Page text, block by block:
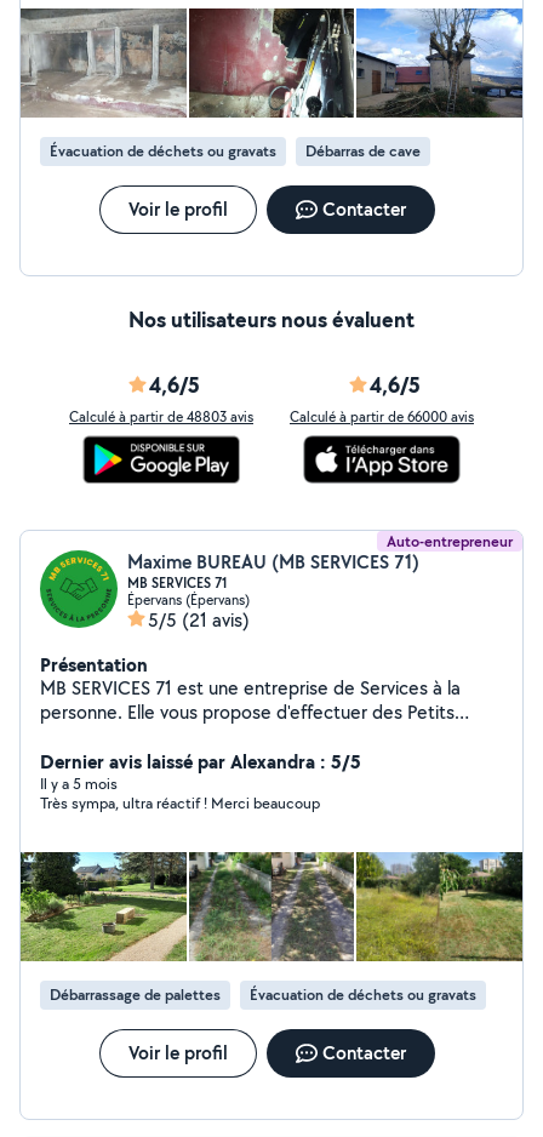
Loire pour différents types de travaux. Les services
proposés: - Entretien des espaces verts - Élagage et
abattage d'arbres - Jardinage et débroussaillage - Petits
travaux de bricolage - Montage de meubles -
Terrassement et aménagement extérieur - Débarras et
évacuation de déchets - Petites réparations et
manutention L'entreprise se distingue par sa
polyvalence et sa capacité à répondre rapidement aux
besoins des clients. Les points forts de l'entreprise -
Travail sérieux et soigné - Intervention rapide -
Évacuation de déchets ou gravats Débarras de cave
Voir le profil Contacter
Nos utilisateurs nous évaluent
4,6/5
Calculé à partir de 48803 avis
4,6/5
Calculé à partir de 66000 avis
Auto-entrepreneur
Maxime BUREAU (MB SERVICES 71)
MB SERVICES 71
Épervans (Épervans)
5/5 (21 avis)
Présentation
MB SERVICES 71 est une entreprise de Services à la
personne. Elle vous propose d'effectuer des Petits
Évacuations des déchets). Attention Ne pratique pas la
taille de haie. Avantage Fiscale en bénéficiant des 50%
de déduction d'impôts sur votre facture avec l'Avance
d'informations me contacter.
Dernier avis laissé par Alexandra : 5/5
Il y a 5 mois
Très sympa, ultra réactif ! Merci beaucoup
Débarrassage de palettes Évacuation de déchets ou gravats
Voir le profil Contacter